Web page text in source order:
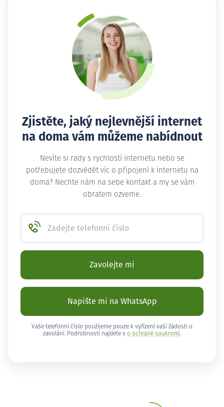
Zjistěte, jaký nejlevnější internet
na doma vám můžeme nabídnout
Nevíte si rady s rychlostí internetu nebo se
potřebujete dozvědět víc o připojení k internetu na
doma? Nechte nám na sebe kontakt a my se vám
obratem ozveme.
Zadejte telefonní číslo
Zavolejte mi
Napište mi na WhatsApp
Vaše telefonní číslo použijeme pouze k vyřízení vaší žádosti o
zavolání. Podrobnosti najdete v o ochraně soukromí .